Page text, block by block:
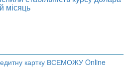
картку ВСЕМОЖУ Online